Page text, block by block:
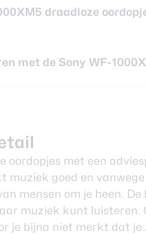
draadloze
met de Sony WF-
oordopjes met een
goed en
mensen om je heen.
muziek kunt luisteren.
je bijna niet merkt dat je